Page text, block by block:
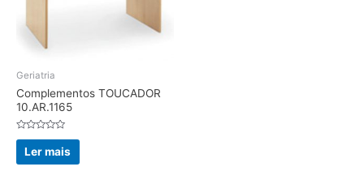
Geriatria
Complementos TOUCADOR
10.AR.1165
Avaliação
de
5
Ler mais